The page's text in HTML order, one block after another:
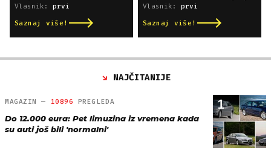
Vlasnik: prvi
Saznaj više!
Vlasnik: prvi
Saznaj više!
NAJČITANIJE
1
MAGAZIN — 10896 PREGLEDA
Do 12.000 eura: Pet limuzina iz vremena kada
su auti još bili 'normalni'